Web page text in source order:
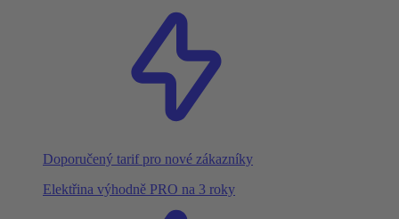
Doporučený tarif pro nové zákazníky
Elektřina výhodně PRO na 3 roky